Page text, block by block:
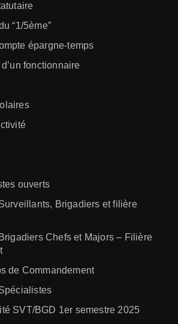
“1/5ème”
épargne-temps
fonctionnaire
ouverts
Brigadiers et filière
Chefs et Majors – Filière
de Commandement
SVT/BGD 1er semestre 2025